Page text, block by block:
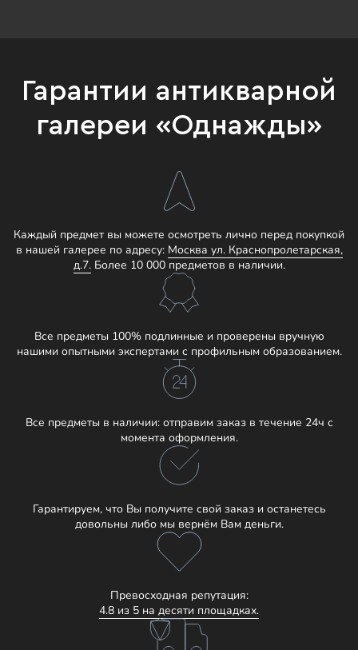
Гарантии антикварной
галереи «Однажды»
Каждый предмет вы можете осмотреть лично перед покупкой
в нашей галерее по адресу: Москва ул. Краснопролетарская,
д.7.Более 10 000 предметов в наличии.
Все предметы 100% подлинные и проверены вручную
нашими опытными экспертами с профильным образованием.
Все предметы в наличии: отправим заказ в течение 24ч с
момента оформления.
Гарантируем, что Вы получите свой заказ и останетесь
довольны либо мы вернём Вам деньги.
Превосходная репутация:
4.8 из 5 на десяти площадках.